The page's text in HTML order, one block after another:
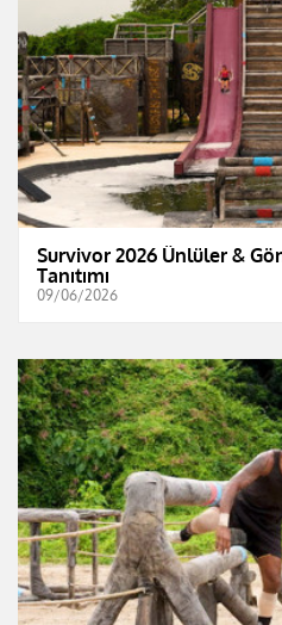
Survivor 2026 Ünlüler &
Tanıtımı
09/06/2026